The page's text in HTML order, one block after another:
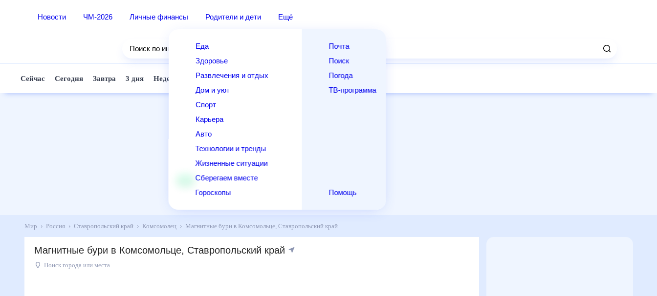
Новости ЧМ-2026 Личные финансы Родители и дети Ещё
Еда
Здоровье
Развлечения и отдых
Дом и уют
Спорт
Карьера
Авто
Технологии и тренды
Жизненные ситуации
Сберегаем вместе
Гороскопы
Почта
Поиск
Погода
ТВ-программа
Помощь
Поиск по интернету
Сейчас Сегодня Завтра 3 дня Неделя 10 дней 14 дней Месяц Для садовода
Мир Россия Ставропольский край Комсомолец Магнитные бури в Комсомольце, Ставропольский край
Магнитные бури в Комсомольце, Ставропольский край
Поиск города или места